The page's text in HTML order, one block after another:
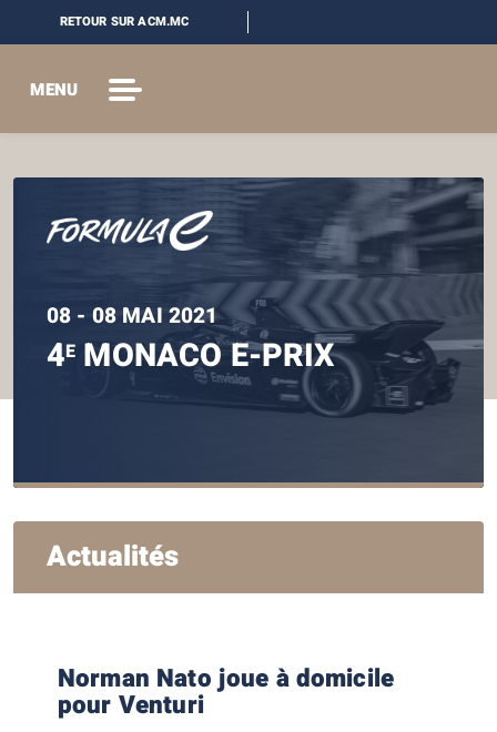
RETOUR SUR ACM.MC
MENU
08 - 08 MAI 2021
4E MONACO E-PRIX
Actualités
Norman Nato joue à domicile
pour Venturi